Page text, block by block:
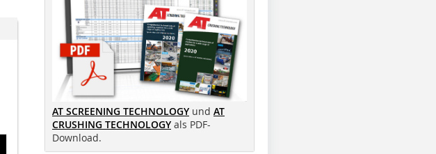
AT SCREENING TECHNOLOGY und AT
CRUSHING TECHNOLOGY als PDF-
Download.